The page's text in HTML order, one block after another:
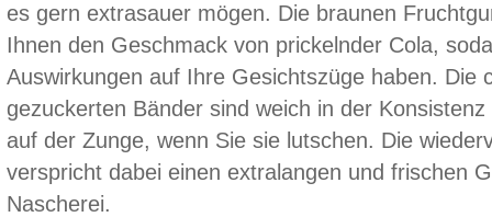
es gern extrasauer mögen. Die braunen
Ihnen den Geschmack von prickelnder Cola,
Auswirkungen auf Ihre Gesichtszüge haben. Die
gezuckerten Bänder sind weich in der
auf der Zunge, wenn Sie sie lutschen. Die
verspricht dabei einen extralangen und frischen
Nascherei.